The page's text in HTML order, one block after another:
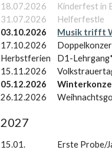
18.07.2026
Kinderfest in
31.07.2026
Helferfestle
03.10.2026
Musik trifft
17.10.2026
Herbstferien
D1-
15.11.2026
05.12.2026
26.12.2026
2027
15.01.
Erste Probe/